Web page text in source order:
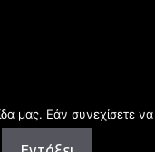
Εάν συνεχίσετε